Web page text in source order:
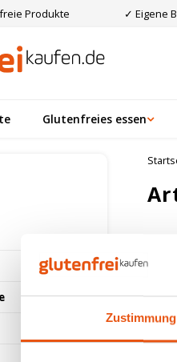
Zustimmung
Produkte ✓ Eigene
Glutenfreies essen